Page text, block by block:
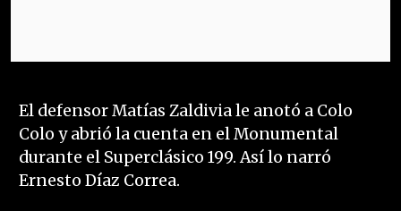
El defensor Matías Zaldivia le anotó a Colo
Colo y abrió la cuenta en el Monumental
durante el Superclásico 199. Así lo narró
Ernesto Díaz Correa.